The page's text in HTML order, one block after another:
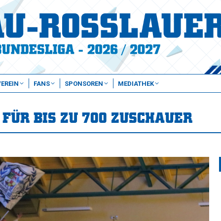
FANS SPONSOREN MEDIATHEK
BIS ZU 700 ZUSCHAUER